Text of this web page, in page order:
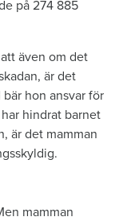
på 274 885
även om det
är det
hon ansvar för
hindrat barnet
är det mamman
mamman